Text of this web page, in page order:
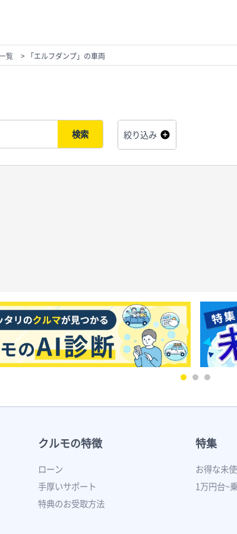
覧 > 「エルフダンプ」の車両
検索 絞り込み
クルモの特徴
ローン
手厚いサポート
特典のお受取方法
特集
お得な未
1万円台~